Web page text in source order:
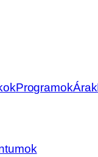
ProgramokÁrak